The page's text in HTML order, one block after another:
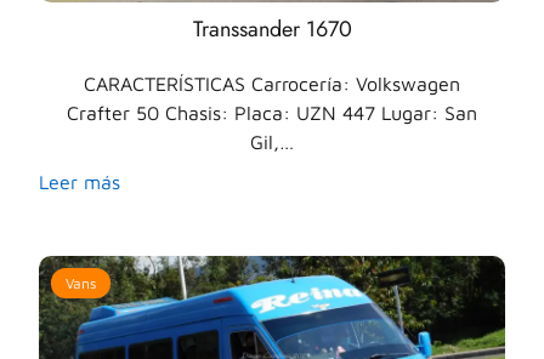
Transsander 1670
CARACTERÍSTICAS Carrocería: Volkswagen
Crafter 50 Chasis: Placa: UZN 447 Lugar: San
Gil,…
Leer más
Vans